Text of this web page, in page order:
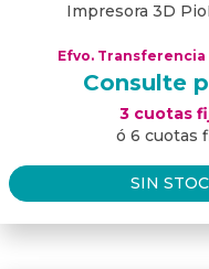
Impresora 3D
Efvo. Transferencia
Consulte
3 cuotas
ó 6 cuotas
SIN